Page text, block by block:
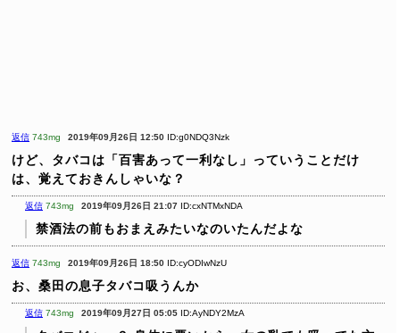
返信 743mg 2019年09月26日 12:50 ID:g0NDQ3Nzk
けど、タバコは「百害あって一利なし」っていうことだけ
は、覚えておきんしゃいな？
返信 743mg 2019年09月26日 21:07 ID:cxNTMxNDA
禁酒法の前もおまえみたいなのいたんだよな
返信 743mg 2019年09月26日 18:50 ID:cyODIwNzU
お、桑田の息子タバコ吸うんか
返信 743mg 2019年09月27日 05:05 ID:AyNDY2MzA